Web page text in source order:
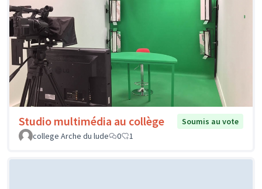
Studio multimédia au collège
Soumis au vote
college Arche du lude
0 1